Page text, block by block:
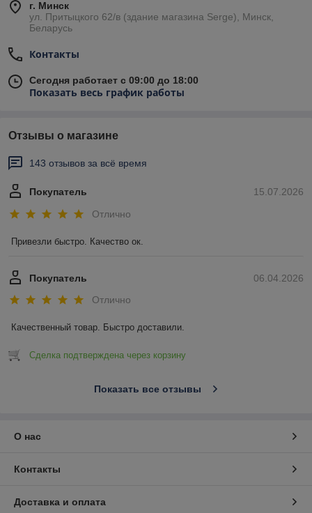
г. Минск
ул. Притыцкого 62/в (здание магазина Serge), Минск,
Беларусь
Контакты
Сегодня работает с 09:00 до 18:00
Показать весь график работы
Отзывы о магазине
143 отзывов за всё время
15.07.2026
Покупатель
Отлично
Привезли быстро. Качество ок.
06.04.2026
Покупатель
Отлично
Качественный товар. Быстро доставили.
Сделка подтверждена через корзину
Показать все отзывы
О нас
Контакты
Доставка и оплата